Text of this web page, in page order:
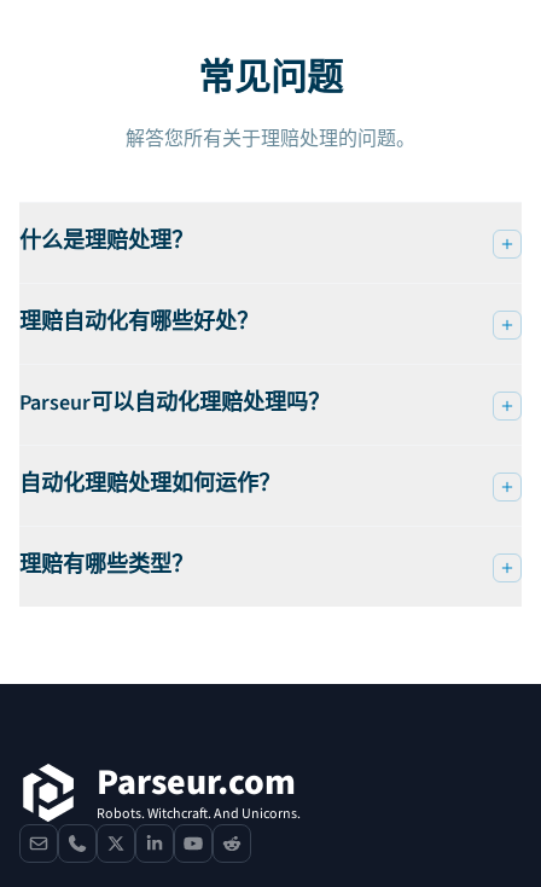
常见问题
解答您所有关于理赔处理的问题。
什么是理赔处理？
理赔自动化有哪些好处？
Parseur可以自动化理赔处理吗？
自动化理赔处理如何运作？
理赔有哪些类型？
Parseur.com
Robots. Witchcraft. And Unicorns.
contactphone
x linkedinyoutube
reddit